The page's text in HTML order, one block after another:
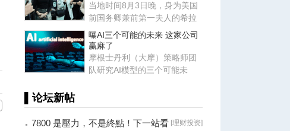
当地时间8月3日晚，身为美国
前国务卿兼前第一夫人的希拉
里·克林顿，出现在纽约巴克莱
曝AI三个可能的未来 这家公司
赢麻了
摩根士丹利（大摩）策略师团
队研究AI模型的三个可能未
▌论坛新帖
[理财投资]
7800 是壓力，不是終點！下一站看